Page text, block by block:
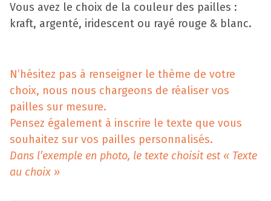
Vous avez le choix de la couleur des pailles :
kraft, argenté, iridescent ou rayé rouge & blanc.
N’hésitez pas à renseigner le thème de votre
choix, nous nous chargeons de réaliser vos
pailles sur mesure.
Pensez également à inscrire le texte que vous
souhaitez sur vos pailles personnalisés.
Dans l’exemple en photo, le texte choisit est « Texte
au choix »